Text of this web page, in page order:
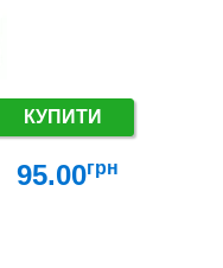
КУПИТИ
за взуттям
95.00грн